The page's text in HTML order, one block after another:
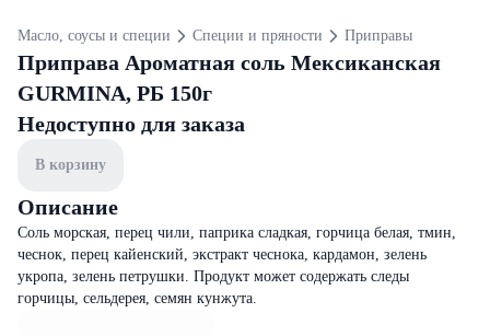
Масло, соусы и специи Специи и пряности Приправы
Приправа Ароматная соль Мексиканская
GURMINA, РБ 150г
Недоступно для заказа
В корзину
Описание
Соль морская, перец чили, паприка сладкая, горчица белая, тмин,
чеснок, перец кайенский, экстракт чеснока, кардамон, зелень
укропа, зелень петрушки. Продукт может содержать следы
горчицы, сельдерея, семян кунжута.